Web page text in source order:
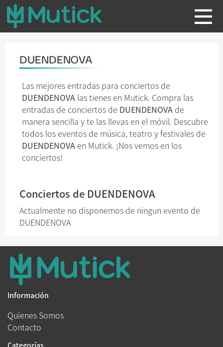
DUENDENOVA
Las mejores entradas para conciertos de
DUENDENOVA las tienes en Mutick. Compra las
entradas de conciertos de DUENDENOVA de
manera sencilla y te las llevas en el móvil. Descubre
todos los eventos de música, teatro y festivales de
DUENDENOVA en Mutick. ¡Nos vemos en los
conciertos!
Conciertos de DUENDENOVA
Actualmente no disponemos de ningun evento de
DUENDENOVA
Información
Quienes Somos
Contacto